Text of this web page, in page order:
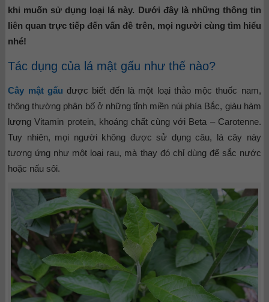
khi muốn sử dụng loại lá này. Dưới đây là những thông tin
liên quan trực tiếp đến vấn đề trên, mọi người cùng tìm hiểu
nhé!
Tác dụng của lá mật gấu như thế nào?
Cây mật gấu được biết đến là một loại thảo mộc thuốc nam,
thông thường phân bố ở những tỉnh miền núi phía Bắc, giàu hàm
lượng Vitamin protein, khoáng chất cùng với Beta – Carotenne.
Tuy nhiên, mọi người không được sử dụng câu, lá cây này
tương ứng như một loại rau, mà thay đó chỉ dùng để sắc nước
hoặc nấu sôi.